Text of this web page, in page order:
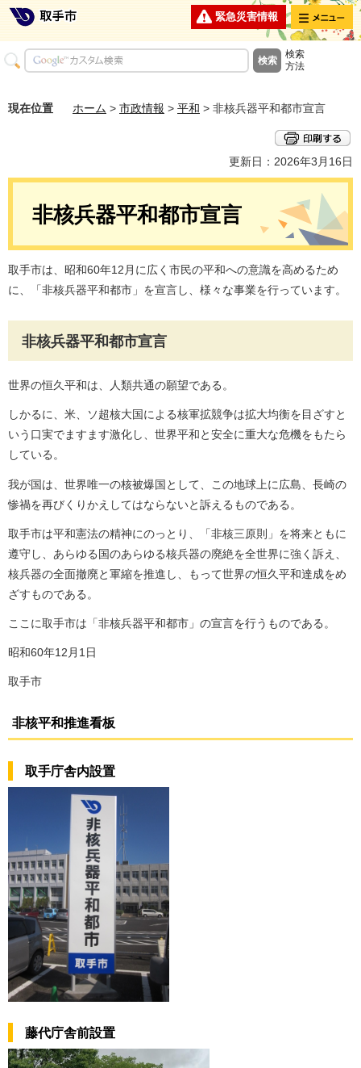
緊急災害情報 メニュー
検索
方法
現在位置 ホーム > 市政情報 > 平和 > 非核兵器平和都市宣言
更新日：2026年3月16日
非核兵器平和都市宣言
取手市は、昭和60年12月に広く市民の平和への意識を高めるため
に、「非核兵器平和都市」を宣言し、様々な事業を行っています。
非核兵器平和都市宣言
世界の恒久平和は、人類共通の願望である。
しかるに、米、ソ超核大国による核軍拡競争は拡大均衡を目ざすと
いう口実でますます激化し、世界平和と安全に重大な危機をもたら
している。
我が国は、世界唯一の核被爆国として、この地球上に広島、長崎の
惨禍を再びくりかえしてはならないと訴えるものである。
取手市は平和憲法の精神にのっとり、「非核三原則」を将来ともに
遵守し、あらゆる国のあらゆる核兵器の廃絶を全世界に強く訴え、
核兵器の全面撤廃と軍縮を推進し、もって世界の恒久平和達成をめ
ざすものである。
ここに取手市は「非核兵器平和都市」の宣言を行うものである。
昭和60年12月1日
取手市
非核平和推進看板
取手庁舎内設置
藤代庁舎前設置